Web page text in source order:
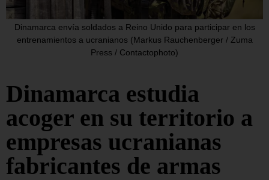
Dinamarca envía soldados a Reino Unido para participar en los
entrenamientos a ucranianos (Markus Rauchenberger / Zuma
Press / Contactophoto)
Dinamarca estudia
acoger en su territorio a
empresas ucranianas
fabricantes de armas